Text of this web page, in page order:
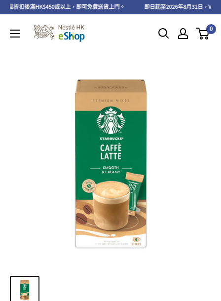
品折扣後滿HK$450或以上，即可免費送貨上門。 即日起至2026年8月31日，
0